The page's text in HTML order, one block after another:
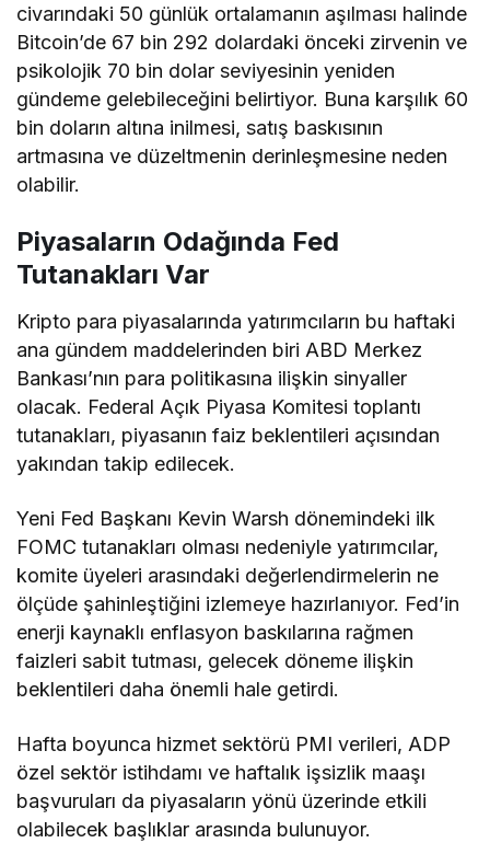
civarındaki 50 günlük ortalamanın aşılması halinde
Bitcoin’de 67 bin 292 dolardaki önceki zirvenin ve
psikolojik 70 bin dolar seviyesinin yeniden
gündeme gelebileceğini belirtiyor. Buna karşılık 60
bin doların altına inilmesi, satış baskısının
artmasına ve düzeltmenin derinleşmesine neden
olabilir.
Piyasaların Odağında Fed
Tutanakları Var
Kripto para piyasalarında yatırımcıların bu haftaki
ana gündem maddelerinden biri ABD Merkez
Bankası’nın para politikasına ilişkin sinyaller
olacak. Federal Açık Piyasa Komitesi toplantı
tutanakları, piyasanın faiz beklentileri açısından
yakından takip edilecek.
Yeni Fed Başkanı Kevin Warsh dönemindeki ilk
FOMC tutanakları olması nedeniyle yatırımcılar,
komite üyeleri arasındaki değerlendirmelerin ne
ölçüde şahinleştiğini izlemeye hazırlanıyor. Fed’in
enerji kaynaklı enflasyon baskılarına rağmen
faizleri sabit tutması, gelecek döneme ilişkin
beklentileri daha önemli hale getirdi.
Hafta boyunca hizmet sektörü PMI verileri, ADP
özel sektör istihdamı ve haftalık işsizlik maaşı
başvuruları da piyasaların yönü üzerinde etkili
olabilecek başlıklar arasında bulunuyor.